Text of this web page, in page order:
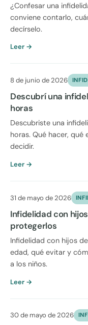
¿Confesar una
conviene contarlo,
decírselo.
Leer →
8 de junio de 2026
Descubrí una
horas
Descubriste una
horas. Qué hacer,
decidir.
Leer →
31 de mayo de 2026
Infidelidad con
protegerlos
Infidelidad con hijos
edad, qué evitar y
a los niños.
Leer →
30 de mayo de 2026